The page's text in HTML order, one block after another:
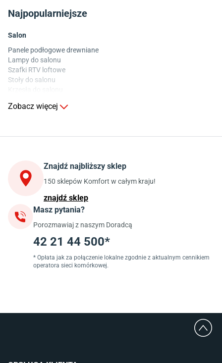
Najpopularniejsze
Salon
Panele podłogowe drewniane
Lampy do salonu
Szafki RTV loftowe
Stoły do salonu
Stoły do kuchni
Szafki kuchenne wiszące (górne)
Szafki pod zlewozmywak
Blaty kuchenne laminowane
Jadalnia
Stoły do jadalni
Krzesła do jadalni
Dywany szare
Lampy w stylu loftowym
Lampy wiszące do jadalni
Zobacz więcej
Znajdź najbliższy sklep
150 sklepów Komfort w całym kraju!
znajdź sklep
Masz pytania?
Porozmawiaj z naszym Doradcą
42 21 44 500*
* Opłata jak za połączenie lokalne zgodnie z aktualnym cennikiem
operatora sieci komórkowej.